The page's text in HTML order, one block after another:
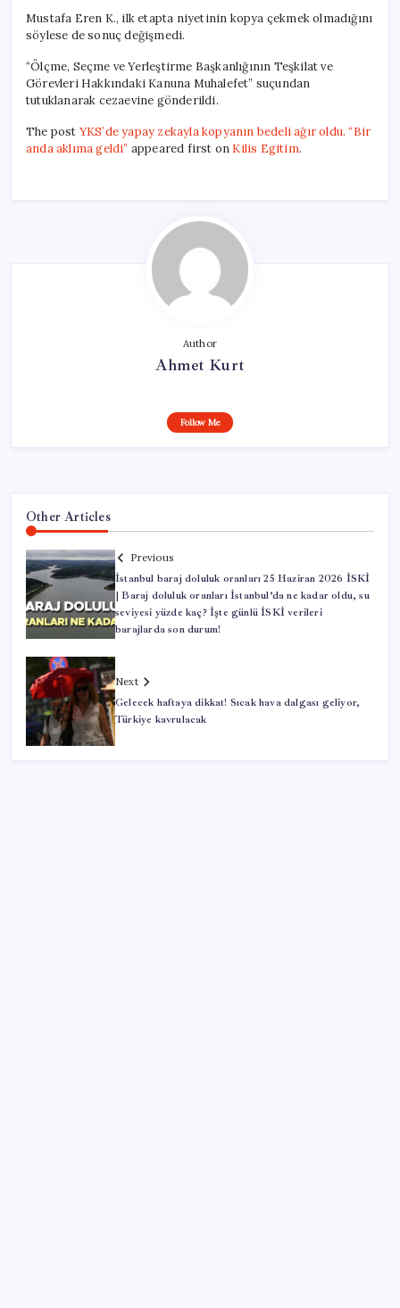
Mustafa Eren K., ilk etapta niyetinin kopya çekmek olmadığını
söylese de sonuç değişmedi.
“Ölçme, Seçme ve Yerleştirme Başkanlığının Teşkilat ve
Görevleri Hakkındaki Kanuna Muhalefet” suçundan
tutuklanarak cezaevine gönderildi.
The post YKS’de yapay zekayla kopyanın bedeli ağır oldu. “Bir
anda aklıma geldi” appeared first on Kilis Egitim.
Author
Ahmet Kurt
Follow Me
Other Articles
Previous
İstanbul baraj doluluk oranları 25 Haziran 2026 İSKİ
| Baraj doluluk oranları İstanbul’da ne kadar oldu, su
seviyesi yüzde kaç? İşte günlü İSKİ verileri
barajlarda son durum!
Next
Gelecek haftaya dikkat! Sıcak hava dalgası geliyor,
Türkiye kavrulacak